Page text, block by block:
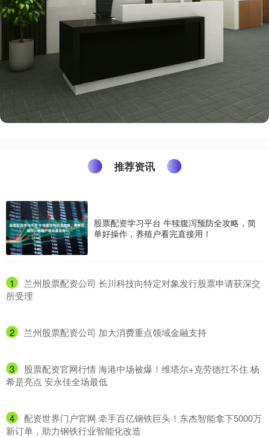
推荐资讯
股票配资学习平台 牛犊腹泻预防全攻略，简
单好操作，养殖户看完直接用！
1
​兰州股票配资公司 长川科技向特定对象发行股票申请获深交
所受理
2 ​兰州股票配资公司 加大消费重点领域金融支持
3
​股票配资官网行情 海港中场被爆！维塔尔+克劳德扛不住 杨
希是亮点 安永佳全场最低
4
​配资世界门户官网 牵手百亿钢铁巨头！东杰智能拿下5000万
新订单，助力钢铁行业智能化改造